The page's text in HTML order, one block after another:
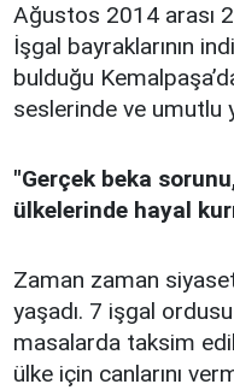
Ağustos 2014 arası
İşgal bayraklarının
bulduğu
seslerinde ve umutlu
"Gerçek beka
ülkelerinde hayal
Zaman zaman
yaşadı. 7 işgal
masalarda taksim
ülke için canlarını